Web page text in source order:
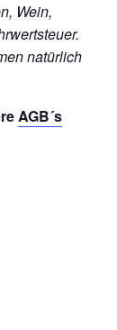
Wein,
natürlich
AGB´s